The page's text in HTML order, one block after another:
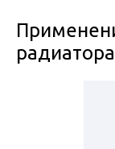
радиатора